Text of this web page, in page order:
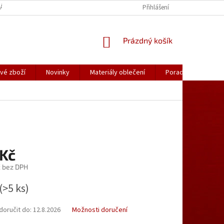
OBLEČENÍ KATALOGY (.PDF)Přihlášení
NÁKUPNÍ
Prázdný košík
zboží Novinky Materiály oblečení Poradna
bez DPH
(>5 ks)
do: 12.8.2026 Možnosti doručení